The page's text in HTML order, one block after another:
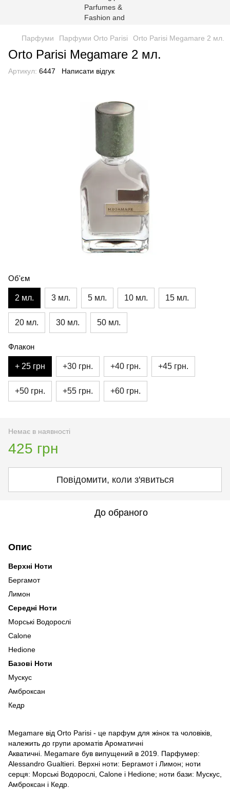
Парфуми Парфуми Orto Parisi Orto Parisi Megamare 2 мл.
Orto Parisi Megamare 2 мл.
Артикул: 6447 Написати відгук
Об'єм
2 мл. 3 мл. 5 мл. 10 мл. 15 мл.
20 мл. 30 мл. 50 мл.
Флакон
+ 25 грн +30 грн. +40 грн. +45 грн.
+50 грн. +55 грн. +60 грн.
Немає в наявності
425 грн
Повідомити, коли з'явиться
До обраного
Опис
Верхні Ноти
Бергамот
Лимон
Середні Ноти
Морські Водорослі
Calone
Hedione
Базові Ноти
Мускус
Амброксан
Кедр
Megamare від Orto Parisi - це парфум для жінок та чоловіків,
належить до групи ароматів Ароматичні
Акватичні. Megamare був випущений в 2019. Парфумер:
Alessandro Gualtieri. Верхні ноти: Бергамот і Лимон; ноти
серця: Морські Водорослі, Calone і Hedione; ноти бази: Мускус,
Амброксан і Кедр.